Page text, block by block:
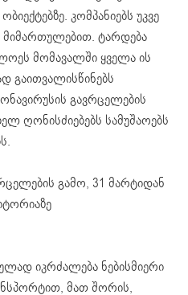
კომპანიებს უკვე
მიმართულებით. ტარდება
მომავალში ყველა ის
გაითვალისწინებს
გავრცელების
ღონისძიებებს სამუშაოებს
გამო, 31 მარტიდან
იკრძალება ნებისმიერი
მათ შორის,